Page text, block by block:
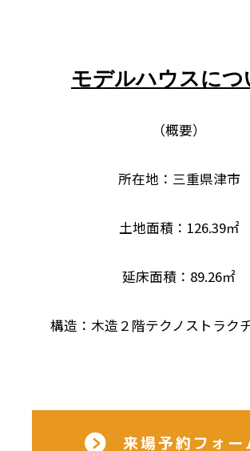
モデルハウスにつ
（概要）
所在地：三重県津市
土地面積：126.39㎡
延床面積：89.26㎡
構造：木造２階テクノストラク